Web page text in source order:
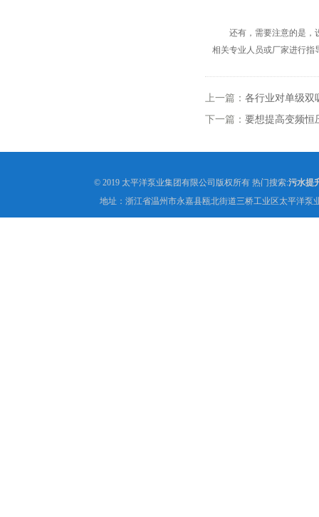
还有，需要注意的是，设
相关专业人员或厂家进行指
上一篇： 各行业对单级双
下一篇： 要想提高变频恒
© 2019 太平洋泵业集团有限公司版权所有 热门搜索:污水提
地址：浙江省温州市永嘉县瓯北街道三桥工业区太平洋泵